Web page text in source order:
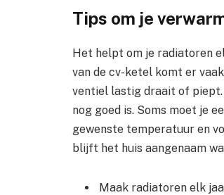
Tips om je
Het helpt om je radiatoren
van de cv-ketel komt er
ventiel lastig draait of
nog goed is. Soms moet je
gewenste temperatuur en
blijft het huis aangenaam
Maak radiatoren elk